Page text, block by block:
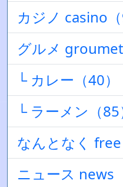
カジノ casino（
グルメ groumet
└ カレー（40）
└ ラーメン（85
なんとなく free
ニュース news